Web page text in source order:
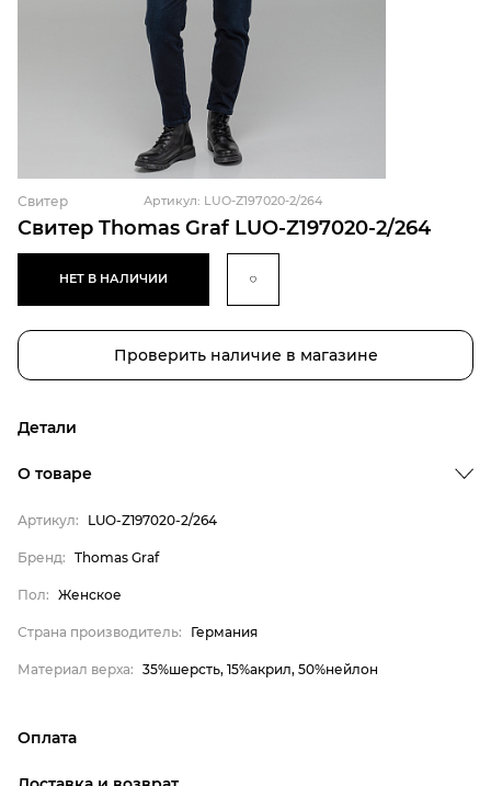
Свитер Thomas Graf LUO-Z197020-2/264
Свитер Артикул: LUO-Z197020-2/264
НЕТ В НАЛИЧИИ
Проверить наличие в магазине
Детали
Бренд
Пол
Страна производитель
Материал верха
О товаре
Артикул: LUO-Z197020-2/264
Бренд: Thomas Graf
Пол: Женское
Страна производитель: Германия
Материал верха: 35%шерсть, 15%акрил, 50%нейлон
Оплата